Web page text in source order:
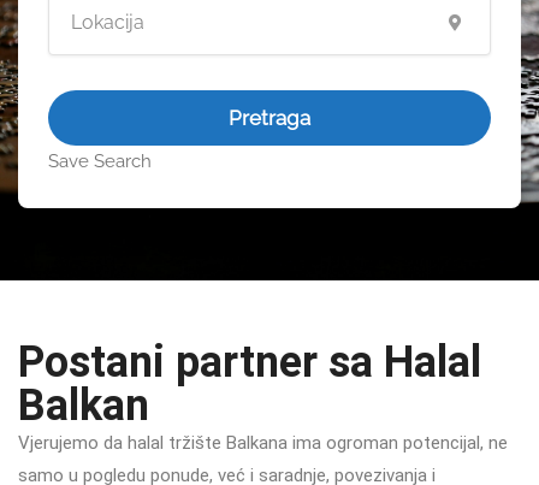
Pretraga
Save Search
Postani partner sa Halal
Balkan
Vjerujemo da halal tržište Balkana ima ogroman potencijal, ne
samo u pogledu ponude, već i saradnje, povezivanja i